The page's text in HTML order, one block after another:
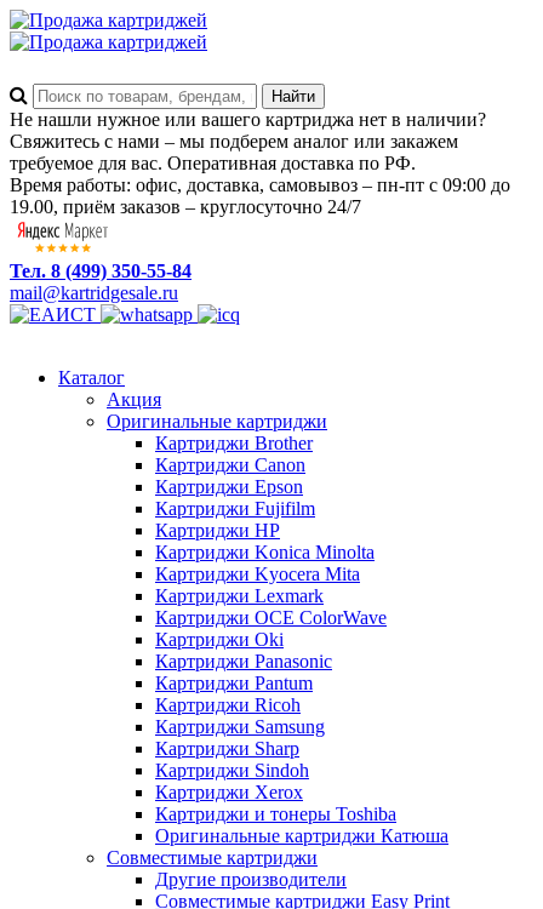
Не нашли нужное или вашего картриджа нет в наличии?
Свяжитесь с нами – мы подберем аналог или закажем
требуемое для вас. Оперативная доставка по РФ.
Время работы: офис, доставка, самовывоз – пн-пт с 09:00 до
19.00, приём заказов – круглосуточно 24/7
Тел. 8 (499) 350-55-84
mail@kartridgesale.ru
Каталог
Акция
Оригинальные картриджи
Картриджи Brother
Картриджи Canon
Картриджи Epson
Картриджи Fujifilm
Картриджи HP
Картриджи Konica Minolta
Картриджи Kyocera Mita
Картриджи Lexmark
Картриджи OCE ColorWave
Картриджи Oki
Картриджи Panasonic
Картриджи Pantum
Картриджи Ricoh
Картриджи Samsung
Картриджи Sharp
Картриджи Sindoh
Картриджи Xerox
Картриджи и тонеры Toshiba
Оригинальные картриджи Катюша
Совместимые картриджи
Другие производители
Совместимые картриджи Easy Print